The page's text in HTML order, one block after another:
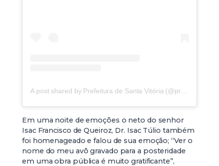
Em uma noite de emoções o neto do senhor
Isac Francisco de Queiroz, Dr. Isac Túlio também
foi homenageado e falou de sua emoção; “Ver o
nome do meu avô gravado para a posteridade
em uma obra pública é muito gratificante”,